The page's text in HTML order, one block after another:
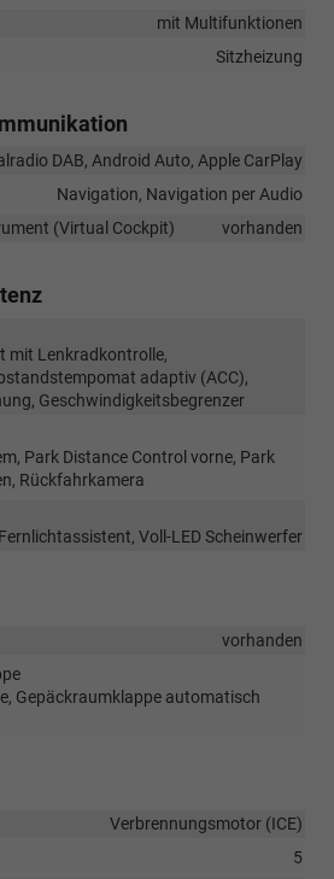
mit Multifunktionen
Sitzheizung
DAB, Android Auto, Apple CarPlay
Navigation, Navigation per Audio
(Virtual Cockpit)
vorhanden
mit Lenkradkontrolle,
adaptiv (ACC),
Geschwindigkeitsbegrenzer
Park Distance Control vorne, Park
Rückfahrkamera
Voll-LED Scheinwerfer
vorhanden
Gepäckraumklappe automatisch
Verbrennungsmotor (ICE)
5